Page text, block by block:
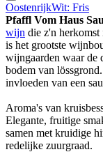
OostenrijkWit: Fris
Pfaffl Vom Haus
wijn die z'n
is het grootste
wijngaarden waar de
bodem van
invloeden van een
Aroma's van
Elegante, fruitige
samen met kruidige
redelijke zuurgraad.